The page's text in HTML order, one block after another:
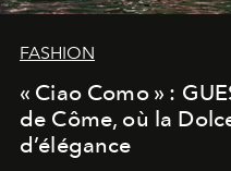
FASHION
« Ciao Como » :
de Côme, où la
d’élégance